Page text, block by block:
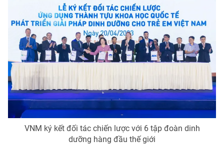
VNM ký kết đối tác chiến lược với 6 tập đoàn dinh
dưỡng hàng đầu thế giới